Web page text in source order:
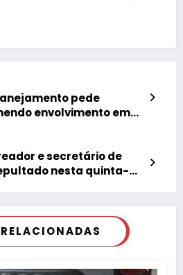
pede
envolvimento em
e secretário de
nesta quinta-